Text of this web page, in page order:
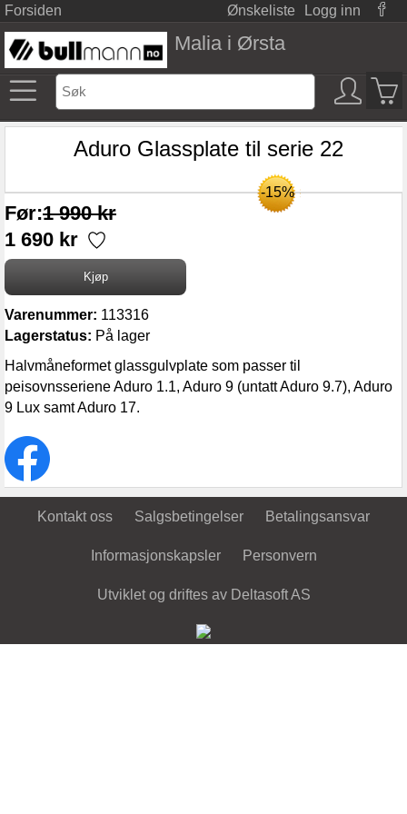
Forsiden Ønskeliste Logg inn
Malia i Ørsta
Aduro Glassplate til serie 22
-15%
Før:1 990 kr
1 690 kr
Varenummer: 113316
Lagerstatus: På lager
Halvmåneformet glassgulvplate som passer til
peisovnsseriene Aduro 1.1, Aduro 9 (untatt Aduro 9.7), Aduro
9 Lux samt Aduro 17.
Kontakt oss Salgsbetingelser Betalingsansvar
Informasjonskapsler Personvern
Utviklet og driftes av Deltasoft AS